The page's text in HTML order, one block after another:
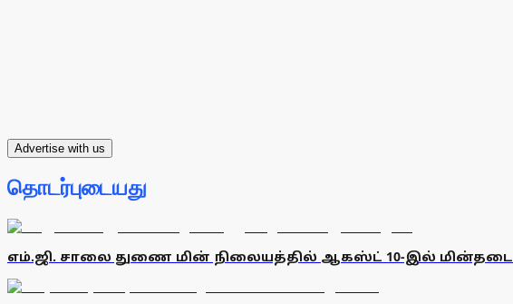
Advertise with us
தொடர்புடையது
எம்.ஜி. சாலை துணை மின் நிலையத்தில் ஆகஸ்ட் 10-இல் மின்தடை